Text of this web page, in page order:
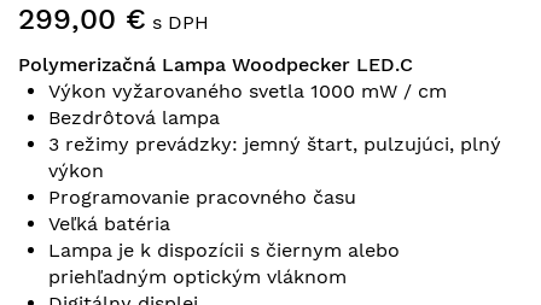
na
galérie
obrázkov
299,00 € s DPH
Polymerizačná Lampa Woodpecker LED.C
Výkon vyžarovaného svetla 1000 mW / cm
Bezdrôtová lampa
3 režimy prevádzky: jemný štart, pulzujúci, plný
výkon
Programovanie pracovného času
Veľká batéria
Lampa je k dispozícii s čiernym alebo
priehľadným optickým vláknom